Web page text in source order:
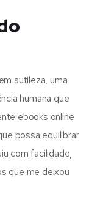
sutileza, uma
humana que
ebooks online
possa equilibrar
com facilidade,
que me deixou